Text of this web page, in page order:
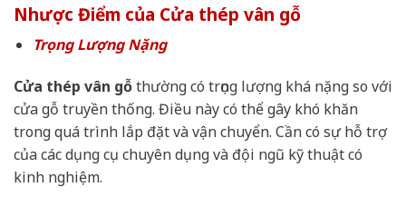
Nhược Điểm của Cửa thép vân gỗ
Trọng Lượng Nặng
Cửa thép vân gỗthường có trọng lượng khá nặng so với
cửa gỗ truyền thống. Điều này có thể gây khó khăn
trong quá trình lắp đặt và vận chuyển. Cần có sự hỗ trợ
của các dụng cụ chuyên dụng và đội ngũ kỹ thuật có
kinh nghiệm.